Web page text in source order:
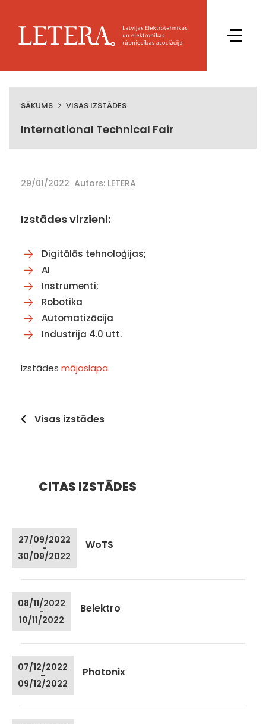
SĀKUMS VISAS IZSTĀDES
International Technical Fair
29/01/2022 Autors: LETERA
Izstādes virzieni:
Digitālās tehnoloģijas;
AI
Instrumenti;
Robotika
Automatizācija
Industrija 4.0 utt.
Izstādes mājaslapa.
Visas izstādes
CITAS IZSTĀDES
27/09/2022
-
30/09/2022
WoTS
08/11/2022
-
10/11/2022
Belektro
07/12/2022
-
09/12/2022
Photonix